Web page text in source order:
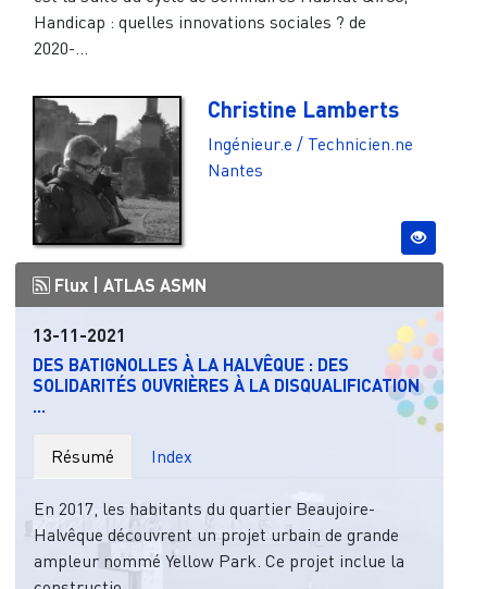
Handicap : quelles innovations sociales ? de
2020-...
Christine Lamberts
Ingénieur.e / Technicien.ne
Nantes
Flux | ATLAS ASMN
13-11-2021
DES BATIGNOLLES À LA HALVÊQUE : DES
SOLIDARITÉS OUVRIÈRES À LA DISQUALIFICATION
...
Résumé Index
En 2017, les habitants du quartier Beaujoire-
Halvêque découvrent un projet urbain de grande
ampleur nommé Yellow Park. Ce projet inclue la